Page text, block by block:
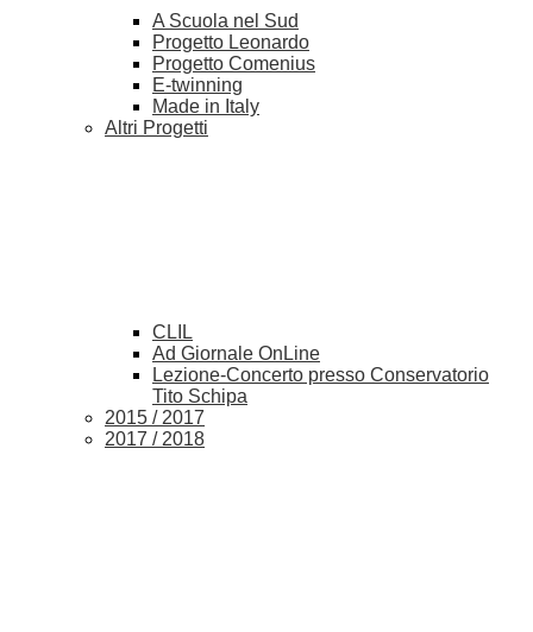
A Scuola nel Sud
Progetto Leonardo
Progetto Comenius
E-twinning
Made in Italy
Altri Progetti
CLIL
Ad Giornale OnLine
Lezione-Concerto presso Conservatorio
Tito Schipa
2015 / 2017
2017 / 2018